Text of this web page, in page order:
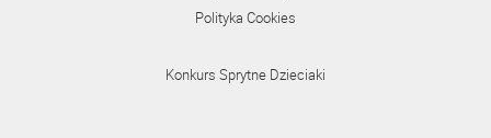
Polityka Cookies
Konkurs Sprytne Dzieciaki